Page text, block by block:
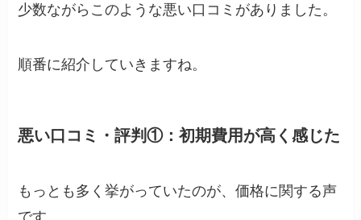
少数ながらこのような悪い口コミがありました。
順番に紹介していきますね。
悪い口コミ・評判①：初期費用が高く感じた
もっとも多く挙がっていたのが、価格に関する声